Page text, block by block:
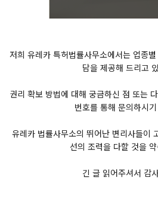
저희 유레카 특허법률사무소에서는 업종
담을 제공해 드리고
권리 확보 방법에 대해 궁금하신 점 또는
번호를 통해 문의하시
유레카 법률사무소의 뛰어난 변리사들이
선의 조력을 다할 것을
긴 글 읽어주셔서 감